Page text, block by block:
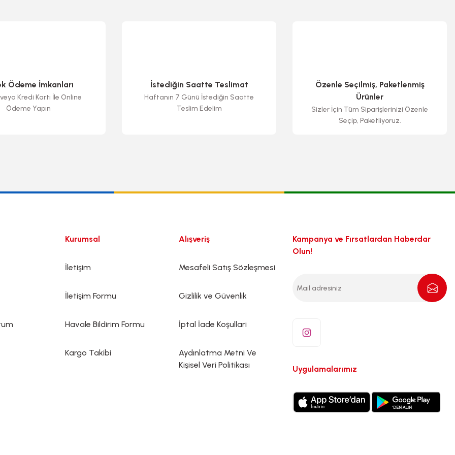
Ödeme İmkanları
Kredi Kartı İle Online
Ödeme Yapın
İstediğin Saatte Teslimat
Haftanın 7 Günü İstediğin Saatte
Teslim Edelim
Özenle Seçilmiş, Paketlenmiş
Ürünler
Sizler İçin Tüm Siparişlerinizi Özenle
Seçip, Paketliyoruz.
Kurumsal
İletişim
İletişim Formu
Havale Bildirim Formu
Kargo Takibi
Alışveriş
Mesafeli Satış Sözleşmesi
Gizlilik ve Güvenlik
İptal İade Koşullari
Aydınlatma Metni Ve
Kişisel Veri Politikası
Kampanya ve Fırsatlardan Haberdar
Olun!
Uygulamalarımız